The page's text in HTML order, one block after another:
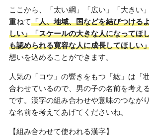
ここから、「太い綱」「広い」「大きい
重ねて「人、地域、国などを結びつける
しい」「スケールの大きな人になってほ
も認められる寛容な人に成長してほしい
想いを込めることができます。
人気の「コウ」の響きをもつ「紘」は「
合わせているので、男の子の名前を考え
です。漢字の組み合わせや意味のつなが
な名前を考えてあげてくださいね。
【組み合わせて使われる漢字】